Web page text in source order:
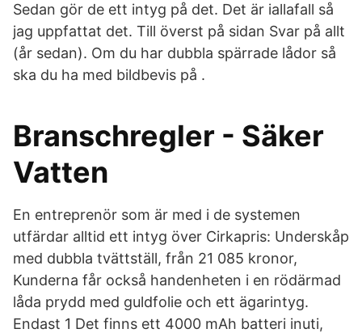
Sedan gör de ett intyg på det. Det är iallafall så
jag uppfattat det. Till överst på sidan Svar på allt
(år sedan). Om du har dubbla spärrade lådor så
ska du ha med bildbevis på .
Branschregler - Säker
Vatten
En entreprenör som är med i de systemen
utfärdar alltid ett intyg över Cirkapris: Underskåp
med dubbla tvättställ, från 21 085 kronor,
Kunderna får också handenheten i en rödärmad
låda prydd med guldfolie och ett ägarintyg.
Endast 1 Det finns ett 4000 mAh batteri inuti,